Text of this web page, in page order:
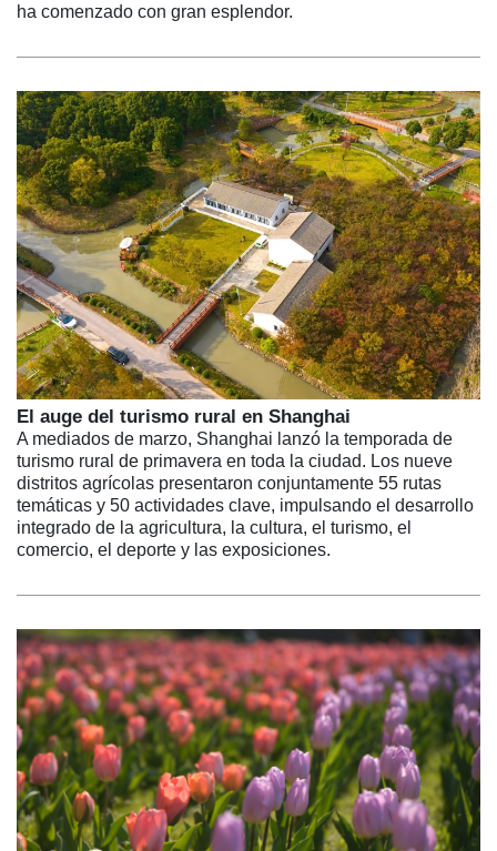
ha comenzado con gran esplendor.
El auge del turismo rural en Shanghai
A mediados de marzo, Shanghai lanzó la temporada de
turismo rural de primavera en toda la ciudad. Los nueve
distritos agrícolas presentaron conjuntamente 55 rutas
temáticas y 50 actividades clave, impulsando el desarrollo
integrado de la agricultura, la cultura, el turismo, el
comercio, el deporte y las exposiciones.